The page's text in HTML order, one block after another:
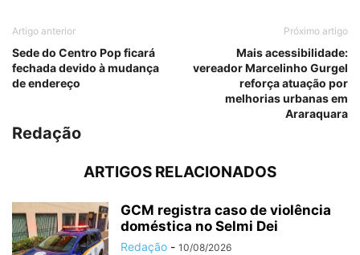
Artigo anterior
Sede do Centro Pop ficará
fechada devido à mudança
de endereço
Próximo artigo
Mais acessibilidade:
vereador Marcelinho Gurgel
reforça atuação por
melhorias urbanas em
Araraquara
Redação
ARTIGOS RELACIONADOS
GCM registra caso de violência
doméstica no Selmi Dei
Redação - 10/08/2026